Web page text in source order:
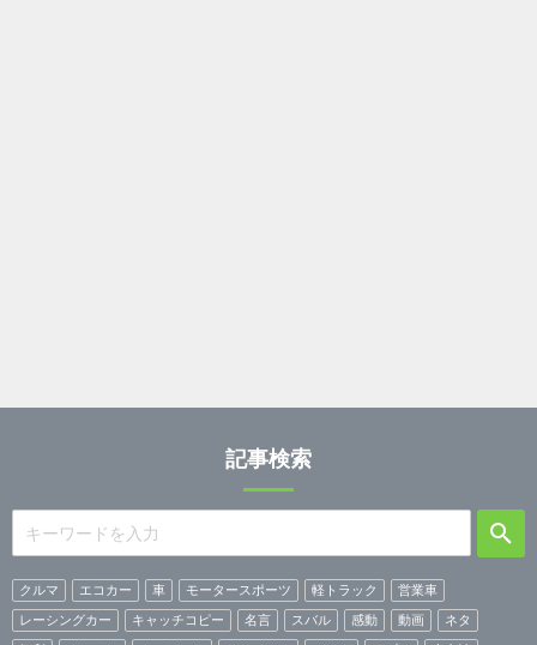
記事検索
クルマ エコカー 車 モータースポーツ 軽トラック
営業車
レーシングカー
キャッチコピー 名言 スバル 感動 動画
ネタ